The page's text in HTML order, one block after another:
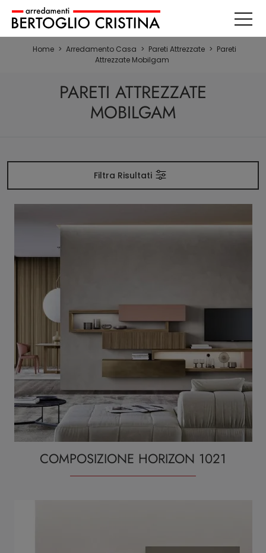
Home > Arredamento Casa > Pareti Attrezzate > Pareti
Attrezzate Mobilgam
PARETI ATTREZZATE
MOBILGAM
Filtra Risultati
COMPOSIZIONE HORIZON 1021